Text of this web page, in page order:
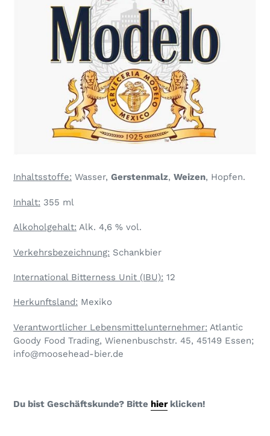
Inhaltsstoffe: Wasser, Gerstenmalz, Weizen, Hopfen.
Inhalt: 355 ml
Alkoholgehalt: Alk. 4,6 % vol.
Verkehrsbezeichnung: Schankbier
International Bitterness Unit (IBU): 12
Herkunftsland: Mexiko
Verantwortlicher Lebensmittelunternehmer: Atlantic
Goody Food Trading, Wienenbuschstr. 45, 45149 Essen;
info@moosehead-bier.de
Du bist Geschäftskunde? Bitte hierklicken!